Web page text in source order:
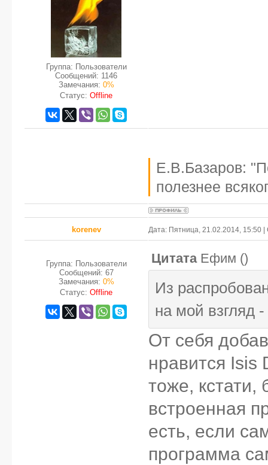
Группа: Пользователи
Сообщений: 1146
Замечания: 0%
Статус: Offline
Е.В.Базаров:
полезнее
korenev Дата: Пятница, 21.02.2014, 15:50
Группа: Пользователи
Сообщений: 67
Замечания: 0%
Статус: Offline
Цитата Ефим ()
Из
на мой взгляд
От себя
нравится Isis
тоже,
встроенная
есть, если
программа